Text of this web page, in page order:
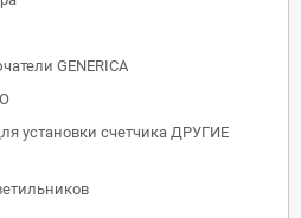
GENERICA
установки счетчика ДРУГИЕ